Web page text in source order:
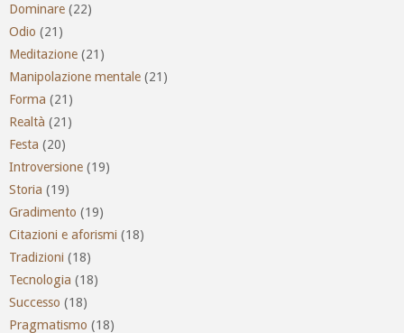
Dominare (22)
Odio (21)
Meditazione (21)
Manipolazione mentale (21)
Forma (21)
Realtà (21)
Festa (20)
Introversione (19)
Storia (19)
Gradimento (19)
Citazioni e aforismi (18)
Tradizioni (18)
Tecnologia (18)
Successo (18)
Pragmatismo (18)